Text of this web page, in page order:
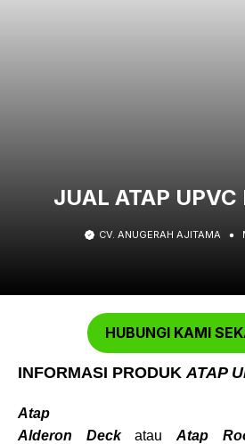
JUAL ATAP UPVC
CV. ANUGERAH AJITAMA
HUBUNGI KAMI
INFORMASI PRODUK ATAP
Atap
Alderon DeckatauAtap